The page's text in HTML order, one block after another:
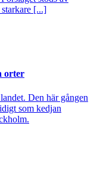
[...]
orter
Den här gången
som kedjan